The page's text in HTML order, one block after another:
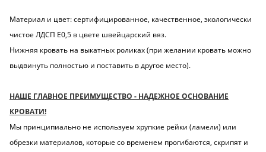
Материал и цвет: сертифицированное, качественное, экологически
чистое ЛДСП Е0,5 в цвете швейцарский вяз.
Нижняя кровать на выкатных роликах (при желании кровать можно
выдвинуть полностью и поставить в другое место).
НАШЕ ГЛАВНОЕ ПРЕИМУЩЕСТВО - НАДЕЖНОЕ ОСНОВАНИЕ
КРОВАТИ!
Мы принципиально не используем хрупкие рейки (ламели) или
обрезки материалов, которые со временем прогибаются, скрипят и